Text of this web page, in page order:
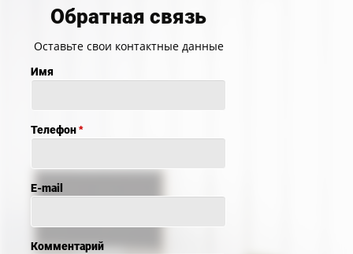
Обратная связь
Оставьте свои контактные данные
Имя
Телефон*
E-mail
Комментарий